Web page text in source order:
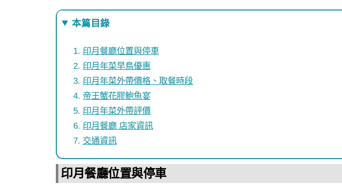
本篇目錄
印月餐廳位置與停車
印月年菜早鳥優惠
印月年菜外帶價格、取餐時段
帝王蟹花膠鮑魚宴
印月年菜外帶評價
印月餐廳 店家資訊
交通資訊
印月餐廳位置與停車